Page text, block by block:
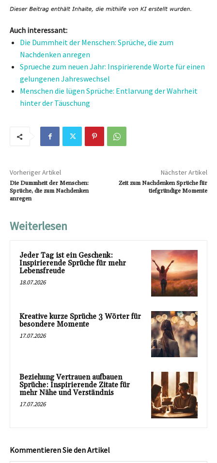
Auch interessant:
Die Dummheit der Menschen: Sprüche, die zum
Nachdenken anregen
Sprueche zum neuen Jahr: Inspirierende Worte für einen
gelungenen Jahreswechsel
Menschen die lügen Sprüche: Entlarvung der Wahrheit
hinter der Täuschung
Vorheriger Artikel
Die Dummheit der Menschen:
Sprüche, die zum Nachdenken
anregen
Nächster Artikel
Zeit zum Nachdenken Sprüche für
tiefgründige Momente
Weiterlesen
Jeder Tag ist ein Geschenk:
Inspirierende Sprüche für mehr
Lebensfreude
18.07.2026
Kreative kurze Sprüche 3 Wörter für
besondere Momente
17.07.2026
Beziehung Vertrauen aufbauen
Sprüche: Inspirierende Zitate für
mehr Nähe und Verständnis
17.07.2026
Kommentieren Sie den Artikel